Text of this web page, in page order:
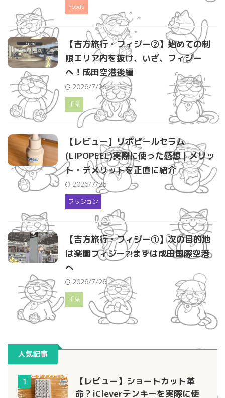
Foods
【吉方旅行・フィジー②】始めての制
限エリア内を抜け、いざ、フィジー
へ！成田空港後編
2026/7/26
千葉
【レビュー】リポピールセラム
(LIPOPEEL)実際に使った感想｜メリッ
ト・デメリットを正直に紹介
2026/7/26
フッション
【吉方旅行・フィジー①】次の目的地
は楽園フィジー?!まずは成田国際空港
へ
2026/7/26
千葉
人気記事
1
【レビュー】ショートカット革
命？iCleverテンキーを実際に使